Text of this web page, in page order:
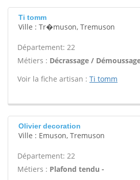
Ti tomm
Ville : Tr�muson, Tremuson
Département: 22
Métiers : Décrassage /
Voir la fiche artisan : Ti tomm
Olivier decoration
Ville : Emuson, Tremuson
Département: 22
Métiers : Plafond tendu -